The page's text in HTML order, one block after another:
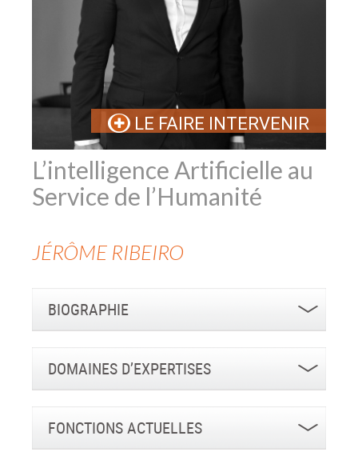
LE FAIRE INTERVENIR
L’intelligence Artificielle au
Service de l’Humanité
JÉRÔME RIBEIRO
BIOGRAPHIE
DOMAINES D’EXPERTISES
FONCTIONS ACTUELLES